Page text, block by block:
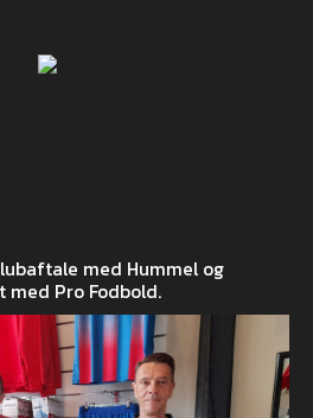
med Hummel og
Pro Fodbold.